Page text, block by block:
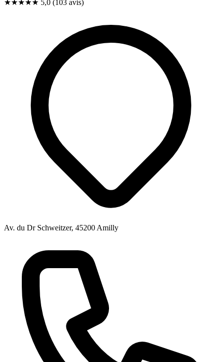
★★★★★ 5,0 (103 avis)
Av. du Dr Schweitzer, 45200 Amilly